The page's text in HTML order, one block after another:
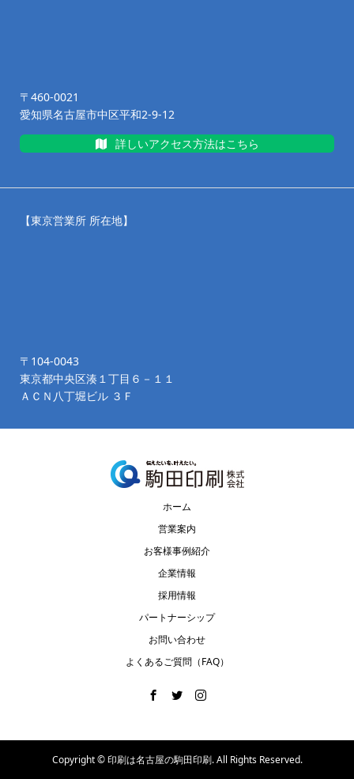
〒460-0021
愛知県名古屋市中区平和2-9-12
詳しいアクセス方法はこちら
【東京営業所 所在地】
〒104-0043
東京都中央区湊１丁目６－１１
ＡＣＮ八丁堀ビル ３Ｆ
ホーム
営業案内
お客様事例紹介
企業情報
採用情報
パートナーシップ
お問い合わせ
よくあるご質問（FAQ）
Copyright ©印刷は名古屋の駒田印刷. All Rights Reserved.